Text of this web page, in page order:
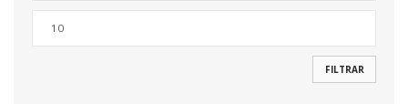
FILTRAR